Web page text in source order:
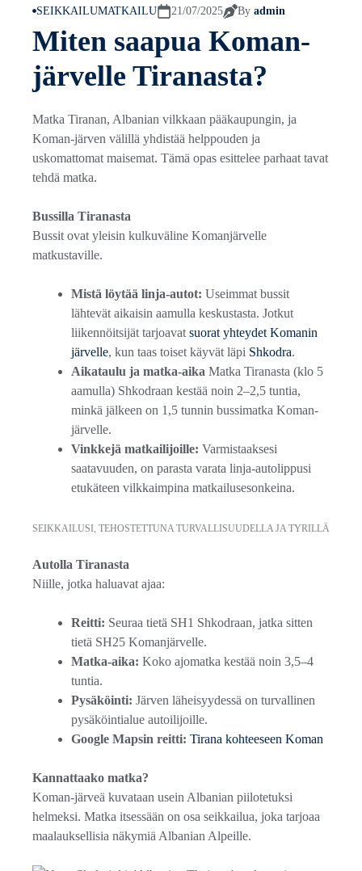
SEIKKAILUMATKAILU 21/07/2025 By admin
Miten saapua Koman-
järvelle Tiranasta?
Matka Tiranan, Albanian vilkkaan pääkaupungin, ja
Koman-järven välillä yhdistää helppouden ja
uskomattomat maisemat. Tämä opas esittelee parhaat tavat
tehdä matka.
Bussilla Tiranasta
Bussit ovat yleisin kulkuväline Komanjärvelle
matkustaville.
Mistä löytää linja-autot: Useimmat bussit
lähtevät aikaisin aamulla keskustasta. Jotkut
liikennöitsijät tarjoavat suorat yhteydet Komanin
järvelle, kun taas toiset käyvät läpi Shkodra.
Aikataulu ja matka-aika Matka Tiranasta (klo 5
aamulla) Shkodraan kestää noin 2–2,5 tuntia,
minkä jälkeen on 1,5 tunnin bussimatka Koman-
järvelle.
Vinkkejä matkailijoille: Varmistaaksesi
saatavuuden, on parasta varata linja-autolippusi
etukäteen vilkkaimpina matkailusesonkeina.
SEIKKAILUSI, TEHOSTETTUNA TURVALLISUUDELLA JA TYRILLÄ
Autolla Tiranasta
Niille, jotka haluavat ajaa:
Reitti: Seuraa tietä SH1 Shkodraan, jatka sitten
tietä SH25 Komanjärvelle.
Matka-aika: Koko ajomatka kestää noin 3,5–4
tuntia.
Pysäköinti: Järven läheisyydessä on turvallinen
pysäköintialue autoilijoille.
Google Mapsin reitti: Tirana kohteeseen Koman
Kannattaako matka?
Koman-järveä kuvataan usein Albanian piilotetuksi
helmeksi. Matka itsessään on osa seikkailua, joka tarjoaa
maalauksellisia näkymiä Albanian Alpeille.